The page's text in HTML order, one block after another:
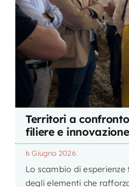
Territori a
filiere e
6 Giugno 2026
Lo scambio di
degli elementi che